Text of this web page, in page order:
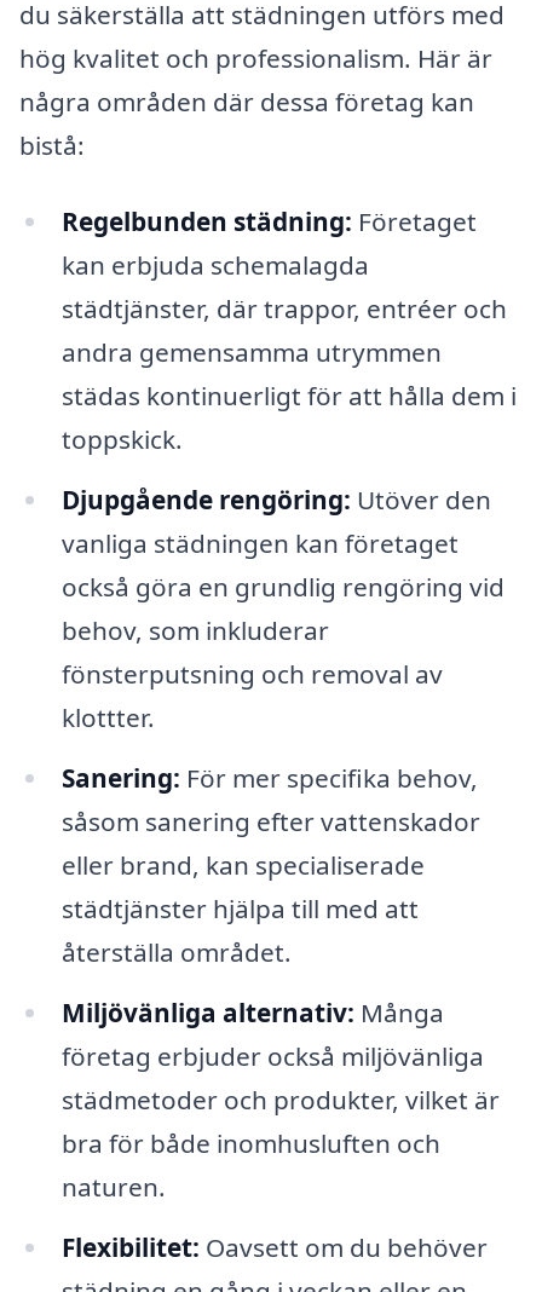
du säkerställa att städningen utförs med
hög kvalitet och professionalism. Här är
några områden där dessa företag kan
bistå:
Regelbunden städning: Företaget
kan erbjuda schemalagda
städtjänster, där trappor, entréer och
andra gemensamma utrymmen
städas kontinuerligt för att hålla dem i
toppskick.
Djupgående rengöring: Utöver den
vanliga städningen kan företaget
också göra en grundlig rengöring vid
behov, som inkluderar
fönsterputsning och removal av
klottter.
Sanering: För mer specifika behov,
såsom sanering efter vattenskador
eller brand, kan specialiserade
städtjänster hjälpa till med att
återställa området.
Miljövänliga alternativ: Många
företag erbjuder också miljövänliga
städmetoder och produkter, vilket är
bra för både inomhusluften och
naturen.
Flexibilitet: Oavsett om du behöver